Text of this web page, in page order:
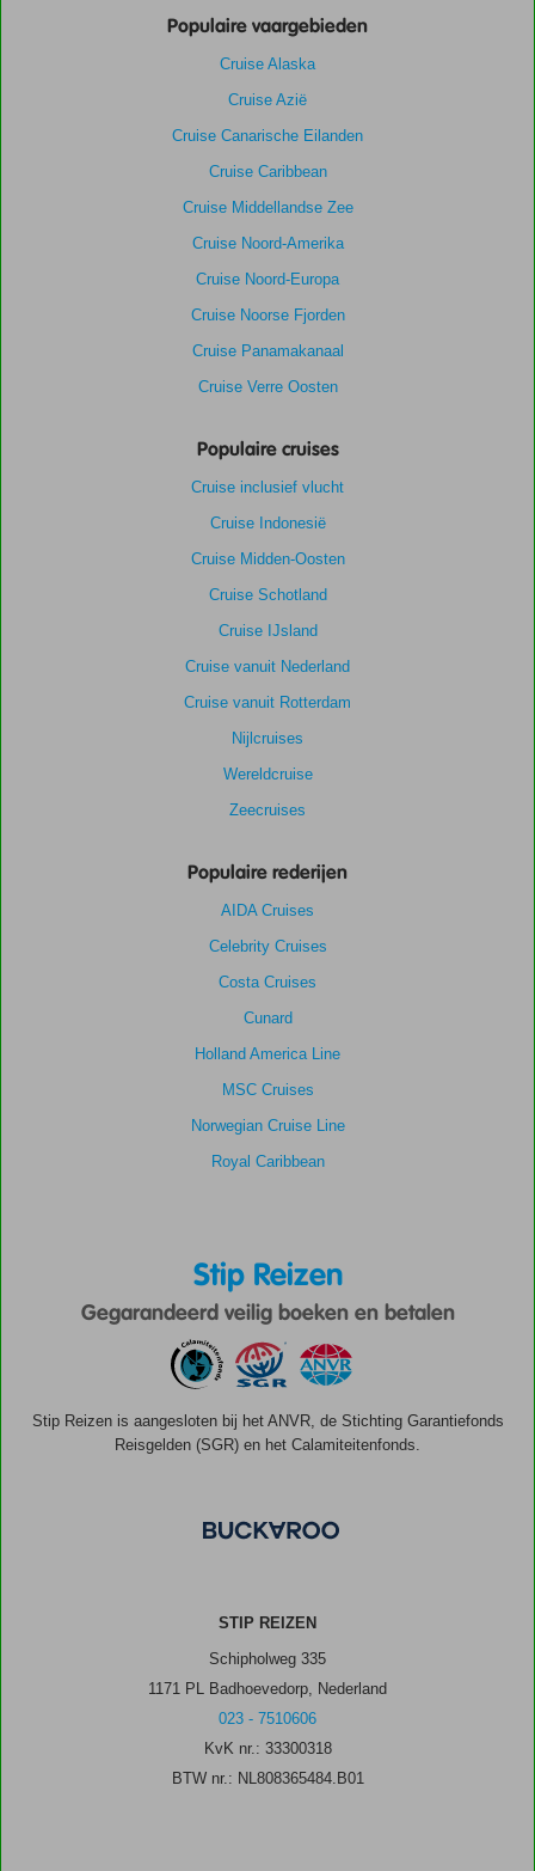
Populaire vaargebieden
Cruise Alaska
Cruise Azië
Cruise Canarische Eilanden
Cruise Caribbean
Cruise Middellandse Zee
Cruise Noord-Amerika
Cruise Noord-Europa
Cruise Noorse Fjorden
Cruise Panamakanaal
Cruise Verre Oosten
Populaire cruises
Cruise inclusief vlucht
Cruise Indonesië
Cruise Midden-Oosten
Cruise Schotland
Cruise IJsland
Cruise vanuit Nederland
Cruise vanuit Rotterdam
Nijlcruises
Wereldcruise
Zeecruises
Populaire rederijen
AIDA Cruises
Celebrity Cruises
Costa Cruises
Cunard
Holland America Line
MSC Cruises
Norwegian Cruise Line
Royal Caribbean
Stip Reizen
Gegarandeerd veilig boeken en betalen
Stip Reizen is aangesloten bij het ANVR, de Stichting Garantiefonds
Reisgelden (SGR) en het Calamiteitenfonds.
STIP REIZEN
Schipholweg 335
1171 PL Badhoevedorp, Nederland
023 - 7510606
KvK nr.: 33300318
BTW nr.: NL808365484.B01